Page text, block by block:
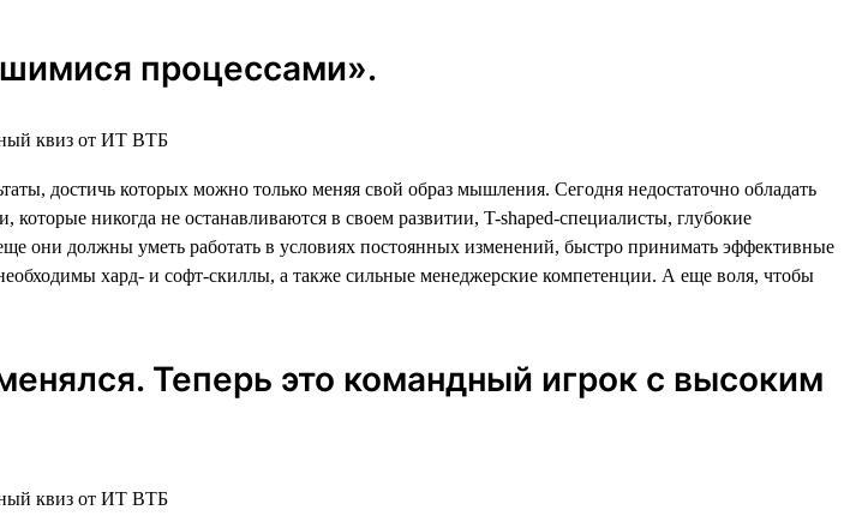
процессами».
достичь которых можно только меняя свой образ мышления. Сегодня недостаточно обладать
никогда не останавливаются в своем развитии, T-shaped-специалисты, глубокие
они должны уметь работать в условиях постоянных изменений, быстро принимать эффективные
хард- и софт-скиллы, а также сильные менеджерские компетенции. А еще воля, чтобы
Теперь это командный игрок с высоким